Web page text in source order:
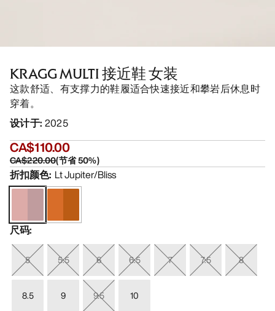
KRAGG MULTI 接近鞋 女装
这款舒适、有支撑力的鞋履适合快速接近和攀岩后休息时
穿着。
设计于: 2025
CA$110.00
CA$220.00(节省50%)
折扣颜色: Lt Jupiter/Bliss
尺码:
5 5.5 6 6.5 7 7.5 8
8.5 9 9.5
10